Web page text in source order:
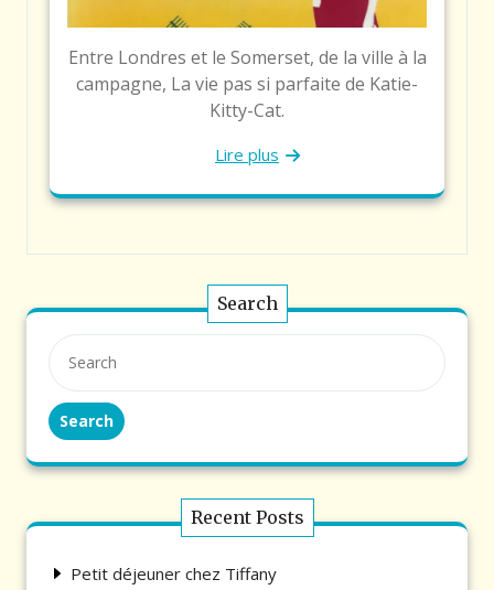
Entre Londres et le Somerset, de la ville à la
campagne, La vie pas si parfaite de Katie-
Kitty-Cat.
Lire plus
Search
Search
Recent Posts
Petit déjeuner chez Tiffany